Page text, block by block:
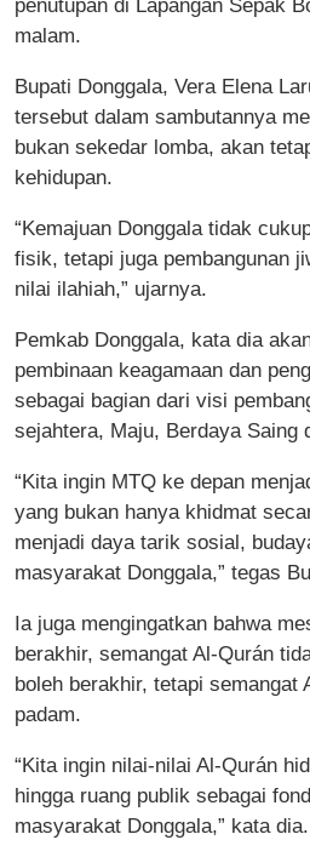
penutupan di Lapangan Sepak
malam.
Bupati Donggala, Vera Elena
tersebut dalam sambutannya
bukan sekedar lomba, akan
kehidupan.
“Kemajuan Donggala tidak
fisik, tetapi juga pembangunan
nilai ilahiah,” ujarnya.
Pemkab Donggala, kata dia
pembinaan keagamaan dan
sebagai bagian dari visi
sejahtera, Maju, Berdaya Saing
“Kita ingin MTQ ke depan
yang bukan hanya khidmat
menjadi daya tarik sosial,
masyarakat Donggala,” tegas
Ia juga mengingatkan bahwa
berakhir, semangat Al-Qurán
boleh berakhir, tetapi semangat
padam.
“Kita ingin nilai-nilai Al-Qurán
hingga ruang publik sebagai
masyarakat Donggala,” kata dia.